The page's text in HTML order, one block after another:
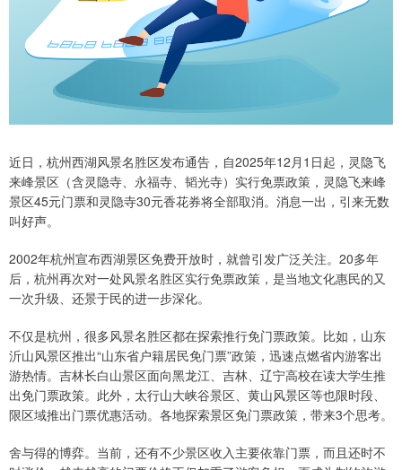
近日，杭州西湖风景名胜区发布通告，自2025年12月1日起，灵隐飞
来峰景区（含灵隐寺、永福寺、韬光寺）实行免票政策，灵隐飞来峰
景区45元门票和灵隐寺30元香花券将全部取消。消息一出，引来无数
叫好声。
2002年杭州宣布西湖景区免费开放时，就曾引发广泛关注。20多年
后，杭州再次对一处风景名胜区实行免票政策，是当地文化惠民的又
一次升级、还景于民的进一步深化。
不仅是杭州，很多风景名胜区都在探索推行免门票政策。比如，山东
沂山风景区推出“山东省户籍居民免门票”政策，迅速点燃省内游客出
游热情。吉林长白山景区面向黑龙江、吉林、辽宁高校在读大学生推
出免门票政策。此外，太行山大峡谷景区、黄山风景区等也限时段、
限区域推出门票优惠活动。各地探索景区免门票政策，带来3个思考。
舍与得的博弈。当前，还有不少景区收入主要依靠门票，而且还时不